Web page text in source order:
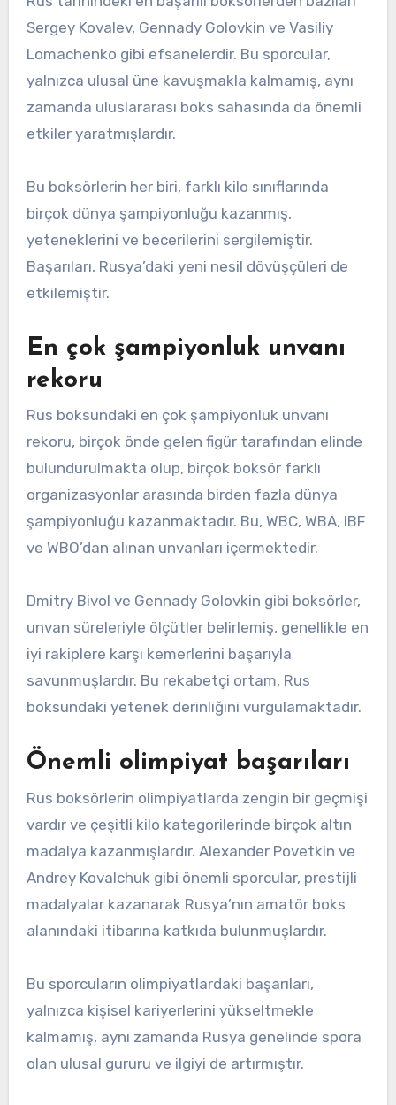
Sergey Kovalev, Gennady Golovkin ve Vasiliy
Lomachenko gibi efsanelerdir. Bu sporcular,
yalnızca ulusal üne kavuşmakla kalmamış, aynı
zamanda uluslararası boks sahasında da önemli
etkiler yaratmışlardır.
Bu boksörlerin her biri, farklı kilo sınıflarında
birçok dünya şampiyonluğu kazanmış,
yeteneklerini ve becerilerini sergilemiştir.
Başarıları, Rusya’daki yeni nesil dövüşçüleri de
etkilemiştir.
En çok şampiyonluk unvanı
rekoru
Rus boksundaki en çok şampiyonluk unvanı
rekoru, birçok önde gelen figür tarafından elinde
bulundurulmakta olup, birçok boksör farklı
organizasyonlar arasında birden fazla dünya
şampiyonluğu kazanmaktadır. Bu, WBC, WBA, IBF
ve WBO’dan alınan unvanları içermektedir.
Dmitry Bivol ve Gennady Golovkin gibi boksörler,
unvan süreleriyle ölçütler belirlemiş, genellikle en
iyi rakiplere karşı kemerlerini başarıyla
savunmuşlardır. Bu rekabetçi ortam, Rus
boksundaki yetenek derinliğini vurgulamaktadır.
Önemli olimpiyat başarıları
Rus boksörlerin olimpiyatlarda zengin bir geçmişi
vardır ve çeşitli kilo kategorilerinde birçok altın
madalya kazanmışlardır. Alexander Povetkin ve
Andrey Kovalchuk gibi önemli sporcular, prestijli
madalyalar kazanarak Rusya’nın amatör boks
alanındaki itibarına katkıda bulunmuşlardır.
Bu sporcuların olimpiyatlardaki başarıları,
yalnızca kişisel kariyerlerini yükseltmekle
kalmamış, aynı zamanda Rusya genelinde spora
olan ulusal gururu ve ilgiyi de artırmıştır.